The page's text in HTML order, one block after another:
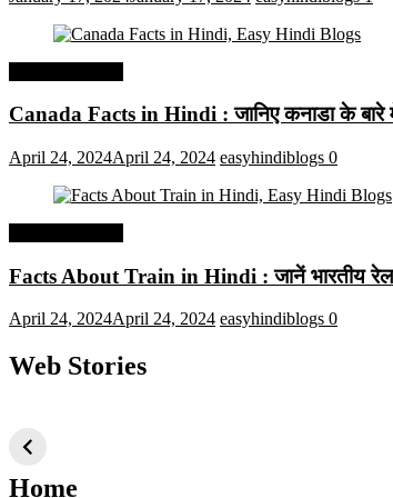
Canada Facts in Hindi : जानिए कनाडा के बारे
April 24, 2024April 24, 2024 easyhindiblogs 0
Facts About Train in Hindi : जानें भारतीय
April 24, 2024April 24, 2024 easyhindiblogs 0
Web Stories
तकनीक जो आपको
2024 के लिए सीखनी
Home